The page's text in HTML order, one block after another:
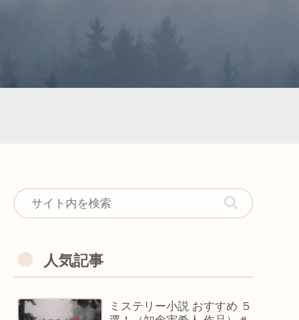
人気記事
ミステリー小説 おすすめ ５